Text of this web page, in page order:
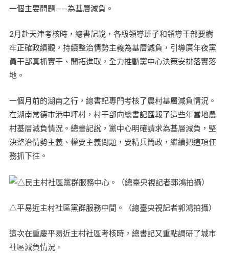
一個主要問題——為基層減負。
2月赴天津考核時，總書記說，各級領導班子和領導干部要樹
牢正確政績觀，持續整治情勢主義為基層減負，引導廣年夜黨
員干部真抓實干、開拓進取，全力推動黨中心決策安排落實落
地。
一個月前的湖南之行，總書記專門考核了農村基層減負情況。
在湖南常德市港中坪村，村干部向總書記匯報了這些年當地農
村基層減負情況。總書記說，黨中心明確請求為基層減負，堅
決整治情勢主義、權要主義問題，要精兵簡政，繼續把這項任
務抓下往。
△平易近主村社區黨群服務中間。（總臺央視記者郭鴻拍攝）
這次在重慶平易近主村社區考核時，總書記又重點調研了城市
社區減負情況。